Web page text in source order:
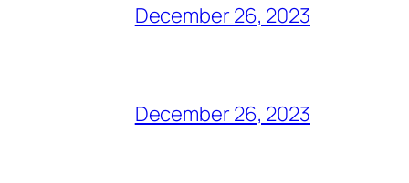
December 26, 2023
December 26, 2023